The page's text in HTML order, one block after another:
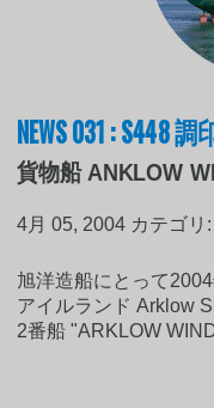
NEWS 031 : S448
貨物船 ANKLOW
4月 05, 2004 カテゴ
旭洋造船にとって
アイルランド Arklow
2番船 "ARKLOW